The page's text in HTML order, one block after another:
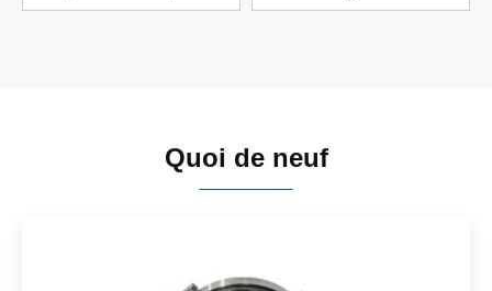
Quoi de neuf